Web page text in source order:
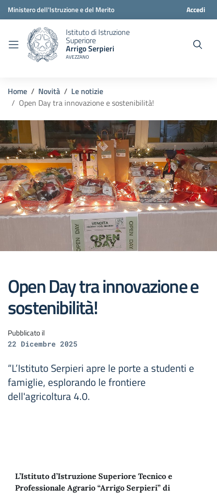
Ministero dell'Istruzione e del Merito Accedi
Istituto di Istruzione
Superiore
Arrigo Serpieri
AVEZZANO
Home Novità
Le notizie
Open Day tra innovazione e sostenibilità!
Open Day tra innovazione e
sostenibilità!
Pubblicato il
22 Dicembre 2025
“L’Istituto Serpieri apre le porte a studenti e
famiglie, esplorando le frontiere
dell'agricoltura 4.0.
L’Istituto d’Istruzione Superiore Tecnico e
Professionale Agrario “Arrigo Serpieri” di